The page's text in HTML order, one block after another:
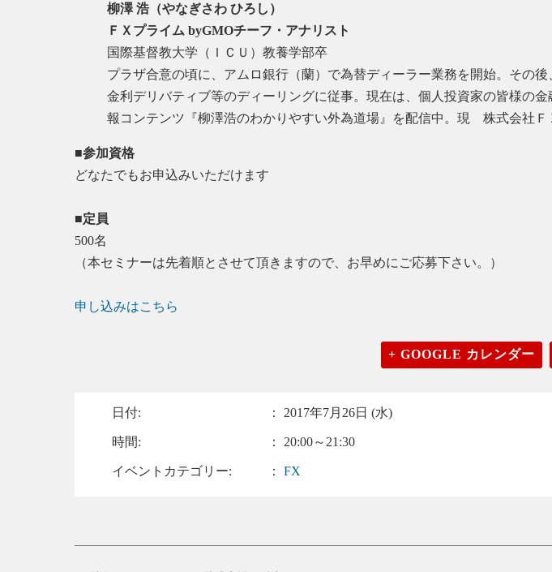
柳澤 浩（やなぎさわ ひろし）
ＦＸプライム byGMOチーフ・アナリスト
国際基督教大学（ＩＣＵ）教養学部卒
プラザ合意の頃に、アムロ銀行（蘭）で為替ディーラー業務を開始。その
金利デリバティブ等のディーリングに従事。現在は、個人投資家の皆様の
報コンテンツ『柳澤浩のわかりやすい外為道場』を配信中。現 株式会社Ｆ
■参加資格
どなたでもお申込みいただけます
■定員
500名
（本セミナーは先着順とさせて頂きますので、お早めにご応募下さい。）
申し込みはこちら
+ GOOGLE カレンダー
日付: ： 2017年7月26日 (水)
時間: ： 20:00～21:30
イベントカテゴリー: ：FX